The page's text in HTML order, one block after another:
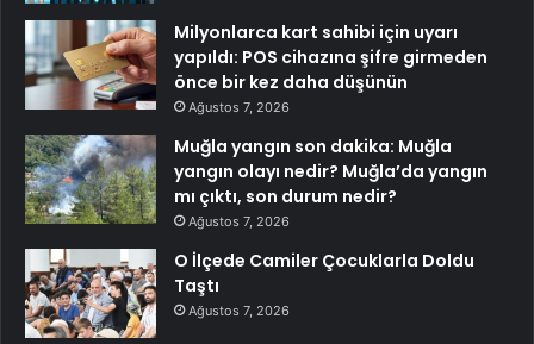
Milyonlarca kart sahibi için uyarı
yapıldı: POS cihazına şifre girmeden
önce bir kez daha düşünün
Ağustos 7, 2026
Muğla yangın son dakika: Muğla
yangın olayı nedir? Muğla’da yangın
mı çıktı, son durum nedir?
Ağustos 7, 2026
O İlçede Camiler Çocuklarla Doldu
Taştı
Ağustos 7, 2026